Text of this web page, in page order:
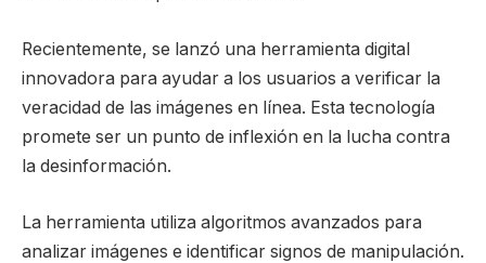
Recientemente, se lanzó una herramienta digital
innovadora para ayudar a los usuarios a verificar la
veracidad de las imágenes en línea. Esta tecnología
promete ser un punto de inflexión en la lucha contra
la desinformación.
La herramienta utiliza algoritmos avanzados para
analizar imágenes e identificar signos de manipulación.